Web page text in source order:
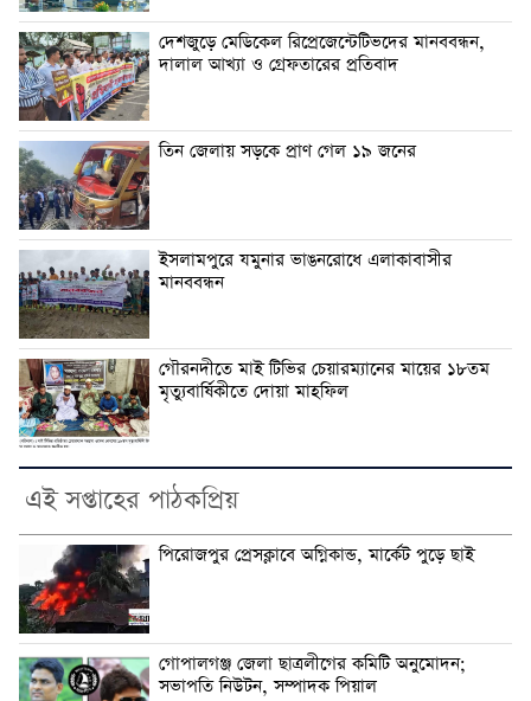
দেশজুড়ে মেডিকেল রিপ্রেজেন্টেটিভদের মানববন্ধন,
দালাল আখ্যা ও গ্রেফতারের প্রতিবাদ
তিন জেলায় সড়কে প্রাণ গেল ১৯ জনের
ইসলামপুরে যমুনার ভাঙনরোধে এলাকাবাসীর
মানববন্ধন
গৌরনদীতে মাই টিভির চেয়ারম্যানের মায়ের ১৮তম
মৃত্যুবার্ষিকীতে দোয়া মাহফিল
এই সপ্তাহের পাঠকপ্রিয়
পিরোজপুর প্রেসক্লাবে অগ্নিকান্ড, মার্কেট পুড়ে ছাই
গোপালগঞ্জ জেলা ছাত্রলীগের কমিটি অনুমোদন;
সভাপতি নিউটন, সম্পাদক পিয়াল